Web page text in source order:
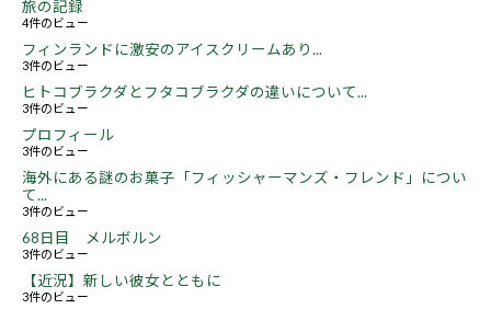
旅の記録
4件のビュー
フィンランドに激安のアイスクリームあり...
3件のビュー
ヒトコブラクダとフタコブラクダの違いについて...
3件のビュー
プロフィール
3件のビュー
海外にある謎のお菓子「フィッシャーマンズ・フレンド」につい
て...
3件のビュー
68日目 メルボルン
3件のビュー
【近況】新しい彼女とともに
3件のビュー